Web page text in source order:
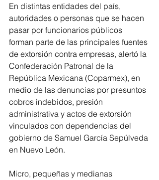
En distintas entidades del país,
autoridades o personas que se hacen
pasar por funcionarios públicos
forman parte de las principales fuentes
de extorsión contra empresas, alertó la
Confederación Patronal de la
República Mexicana (Coparmex), en
medio de las denuncias por presuntos
cobros indebidos, presión
administrativa y actos de extorsión
vinculados con dependencias del
gobierno de Samuel García Sepúlveda
en Nuevo León.
Micro, pequeñas y medianas